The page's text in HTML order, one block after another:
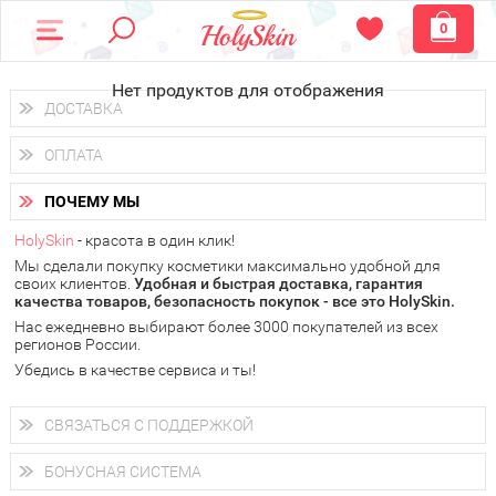
0
Нет продуктов для отображения
ДОСТАВКА
Доставка осуществляетсяпо всем городам России.
Вы можете выбрать доставку курьером, Почтой России или
получить заказ в пунктах выдачи PickPoint или пункте
самовывоза.
В 20 городах России доставка осуществляется ужена
следующий день.
у Вас всегда есть возможность получитьбесплатную
доставку от HolySkin.
подробнее об условиях доставки и оплаты в Вашем городе
ОПЛАТА
Вы можете оплатить свой заказ любым удобным способом:
наличными деньгами (
через интернет-банк (Альфа-банк, Сбербанк) и другими
электронными способами.
ПОЧЕМУ МЫ
HolySkin - красота в один клик!
Мы сделали покупку косметики максимально удобной для
своих клиентов. Удобная и быстрая доставка, гарантия
качества товаров, безопасность покупок - все это HolySkin.
Нас ежедневно выбирают более 3000 покупателей из всех
регионов России.
Убедись в качестве сервиса и ты!
СВЯЗАТЬСЯ С ПОДДЕРЖКОЙ
+7 (800) 707-24-55
Мы будем рады ответить на все Ваши вопросы по работе
магазина, проконсультировать по товарам, рассказать о
БОНУСНАЯ СИСТЕМА